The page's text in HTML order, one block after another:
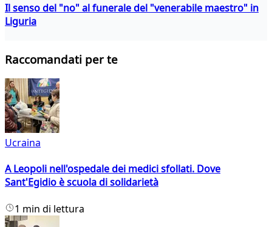
Il senso del "no" al funerale del "venerabile maestro" in
Liguria
Raccomandati per te
Ucraina
A Leopoli nell'ospedale dei medici sfollati. Dove
Sant'Egidio è scuola di solidarietà
1 min di lettura